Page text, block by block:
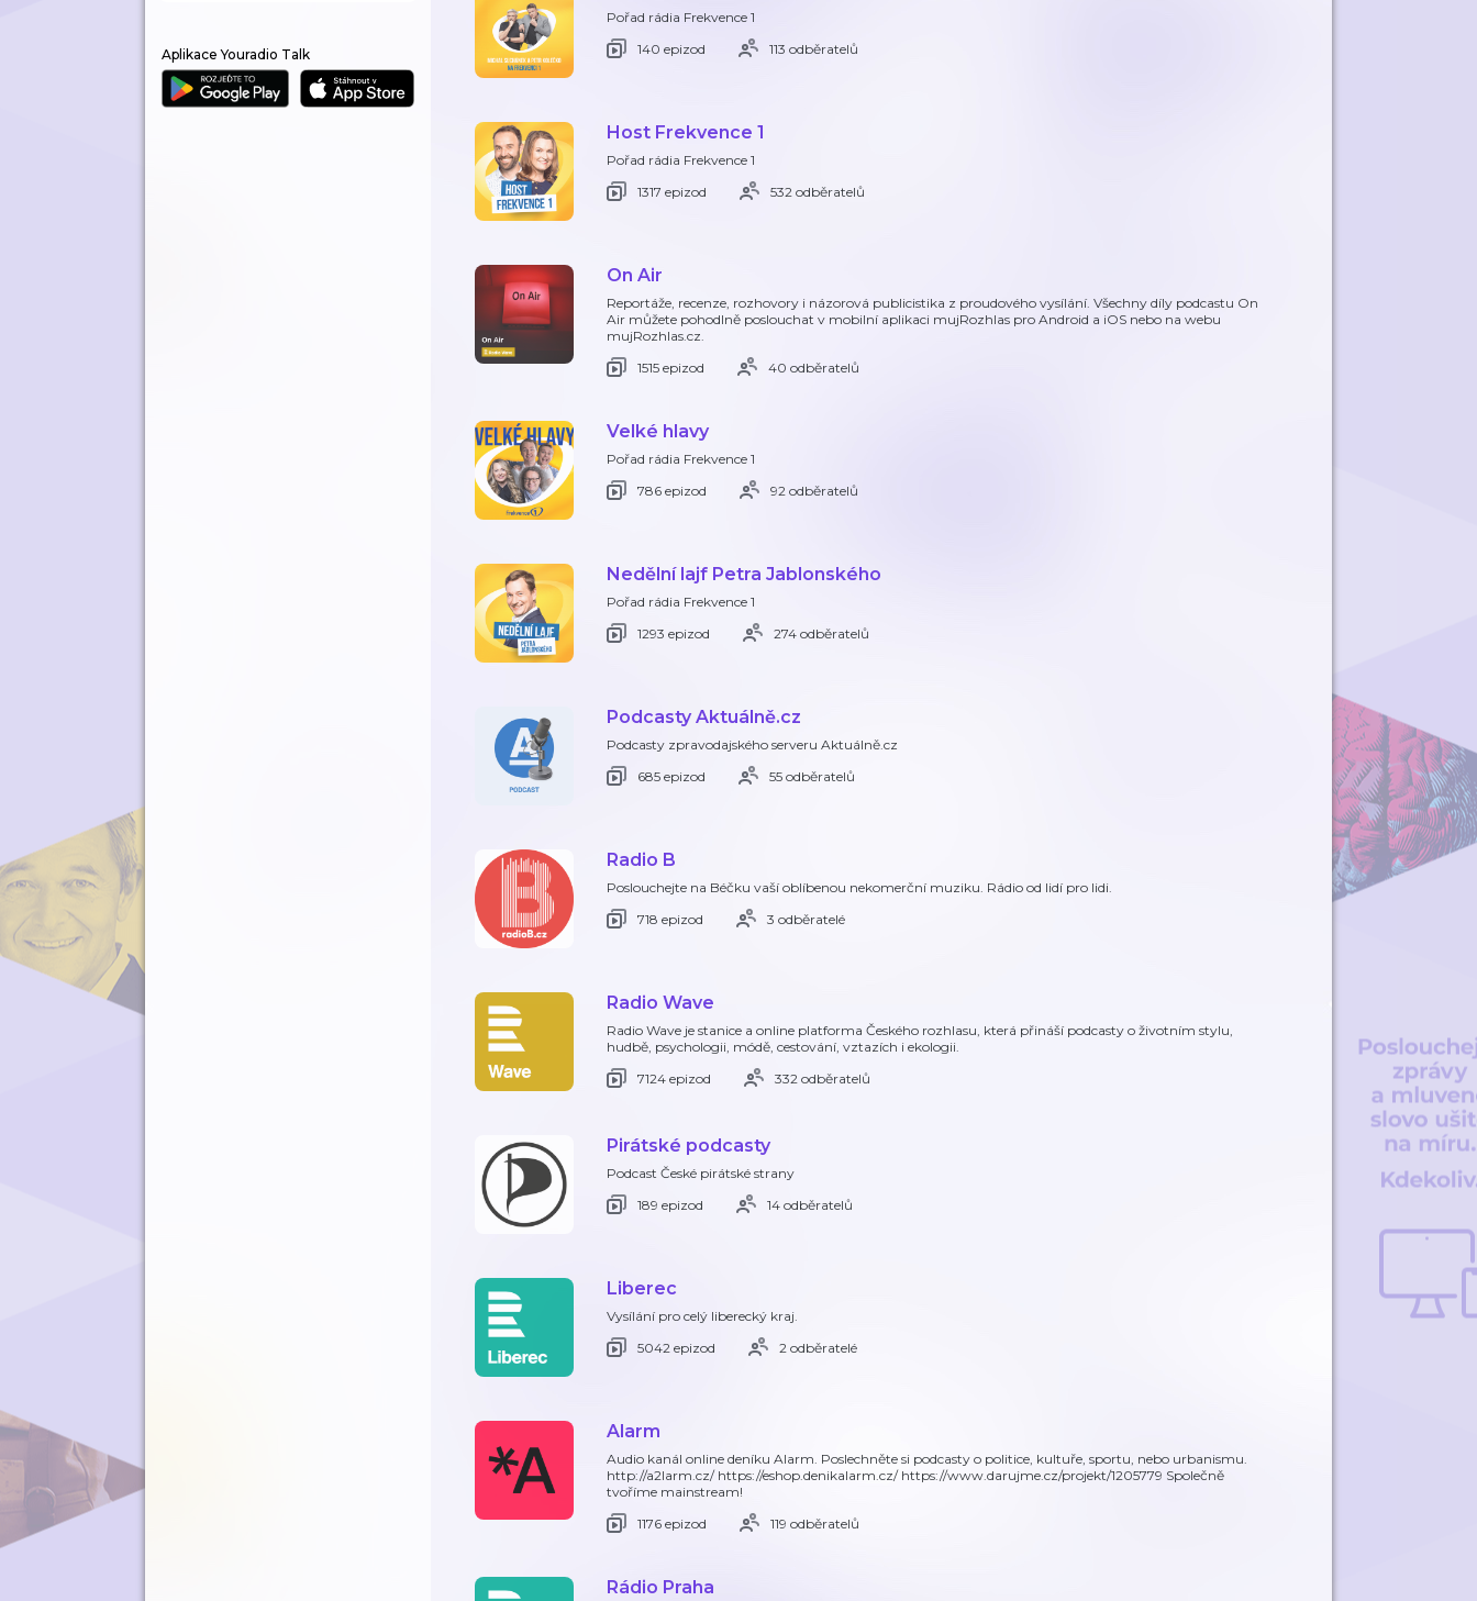
Aplikace Youradio Talk
Pořad rádia Frekvence 1
140 epizod
113 odběratelů
Host Frekvence 1
Pořad rádia Frekvence 1
1317 epizod
532 odběratelů
On Air
Reportáže, recenze, rozhovory i názorová publicistika z proudového vysílání. Všechny díly podcastu On
Air můžete pohodlně poslouchat v mobilní aplikaci mujRozhlas pro Android a iOS nebo na webu
mujRozhlas.cz.
1515 epizod
40 odběratelů
Velké hlavy
Pořad rádia Frekvence 1
786 epizod
92 odběratelů
Nedělní lajf Petra Jablonského
Pořad rádia Frekvence 1
1293 epizod
274 odběratelů
Podcasty Aktuálně.cz
Podcasty zpravodajského serveru Aktuálně.cz
685 epizod
55 odběratelů
Radio B
Poslouchejte na Béčku vaší oblíbenou nekomerční muziku. Rádio od lidí pro lidi.
718 epizod
3 odběratelé
Radio Wave
Radio Wave je stanice a online platforma Českého rozhlasu, která přináší podcasty o životním stylu,
hudbě, psychologii, módě, cestování, vztazích i ekologii.
7124 epizod
332 odběratelů
Pirátské podcasty
Podcast České pirátské strany
189 epizod
14 odběratelů
Liberec
Vysílání pro celý liberecký kraj.
5042 epizod
2 odběratelé
Alarm
Audio kanál online deníku Alarm. Poslechněte si podcasty o politice, kultuře, sportu, nebo urbanismu.
http://a2larm.cz/ https://eshop.denikalarm.cz/ https://www.darujme.cz/projekt/1205779 Společně
tvoříme mainstream!
1176 epizod
119 odběratelů
Rádio Praha